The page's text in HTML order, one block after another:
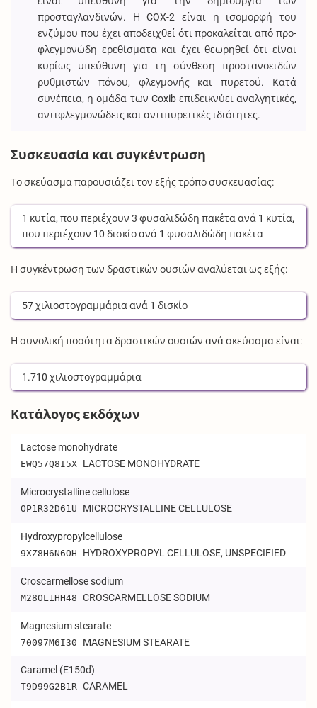
προσταγλανδινών. Η COX-2 είναι η ισομορφή του
ενζύμου που έχει αποδειχθεί ότι προκαλείται από προ-
φλεγμονώδη ερεθίσματα και έχει θεωρηθεί ότι είναι
κυρίως υπεύθυνη για τη σύνθεση προστανοειδών
ρυθμιστών πόνου, φλεγμονής και πυρετού. Κατά
συνέπεια, η ομάδα των Coxib επιδεικνύει αναλγητικές,
αντιφλεγμονώδεις και αντιπυρετικές ιδιότητες.
Συσκευασία και συγκέντρωση
Το σκεύασμα παρουσιάζει τον εξής τρόπο συσκευασίας:
1 κυτία, που περιέχουν3 φυσαλιδώδη πακέτα ανά 1 κυτία,
που περιέχουν 10 δισκίοανά 1 φυσαλιδώδη πακέτα
Η συγκέντρωση των δραστικών ουσιών αναλύεται ως εξής:
57χιλιοστογραμμάρια ανά 1 δισκίο
Η συνολική ποσότητα δραστικών ουσιών ανά σκεύασμα είναι:
1.710 χιλιοστογραμμάρια
Κατάλογος εκδόχων
Lactose monohydrate
EWQ57Q8I5X LACTOSE MONOHYDRATE
Microcrystalline cellulose
OP1R32D61U MICROCRYSTALLINE CELLULOSE
Hydroxypropylcellulose
9XZ8H6N6OH HYDROXYPROPYL CELLULOSE, UNSPECIFIED
Croscarmellose sodium
M28OL1HH48CROSCARMELLOSE SODIUM
Magnesium stearate
70097M6I30 MAGNESIUM STEARATE
Caramel (E150d)
T9D99G2B1RCARAMEL